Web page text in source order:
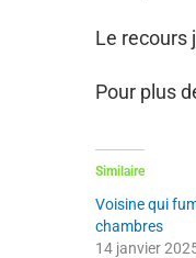
Le recours
Pour plus
Similaire
Voisine qui
chambres
14 janvier